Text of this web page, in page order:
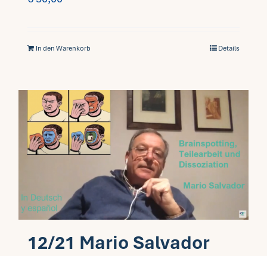
In den Warenkorb Details
12/21 Mario Salvador